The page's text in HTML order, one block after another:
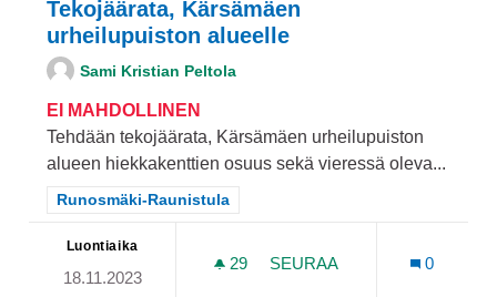
Tekojäärata, Kärsämäen
urheilupuiston alueelle
Sami Kristian Peltola
EI MAHDOLLINEN
Tehdään tekojäärata, Kärsämäen urheilupuiston
alueen hiekkakenttien osuus sekä vieressä oleva...
Rajaa tulokset teeman mukaan: Runosmäki-Raunistula
Runosmäki-Raunistula
Luontiaika
18.11.2023
29 29 SEURAAJAA
SEURAA
0